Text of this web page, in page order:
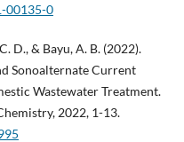
00135-0
D., & Bayu, A. B. (2022).
Sonoalternate Current
Wastewater Treatment.
2022, 1-13.